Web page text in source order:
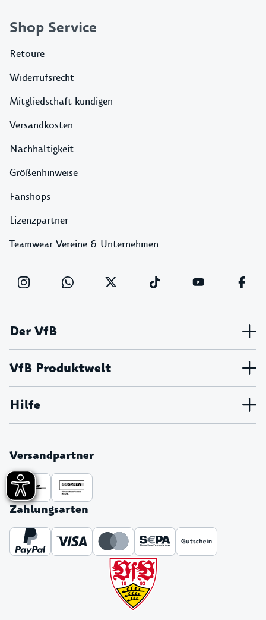
Shop Service
Retoure
Widerrufsrecht
Mitgliedschaft kündigen
Versandkosten
Nachhaltigkeit
Größenhinweise
Fanshops
Lizenzpartner
Teamwear Vereine & Unternehmen
Der VfB
VfB Produktwelt
Hilfe
Versandpartner
Zahlungsarten